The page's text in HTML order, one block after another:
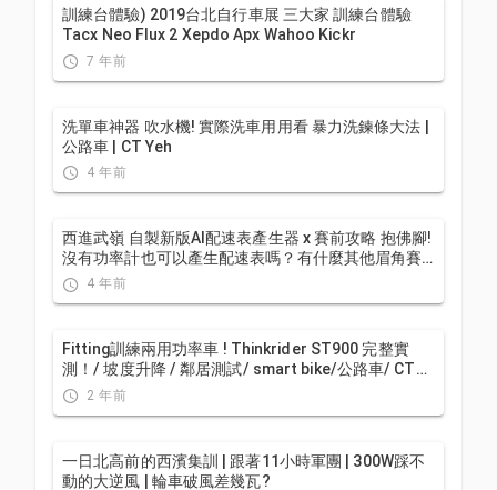
訓練台體驗) 2019台北自行車展 三大家 訓練台體驗
Tacx Neo Flux 2 Xepdo Apx Wahoo Kickr
7 年前
洗單車神器 吹水機! 實際洗車用用看 暴力洗鍊條大法 |
公路車 | CT Yeh
4 年前
西進武嶺 自製新版AI配速表產生器 x 賽前攻略 抱佛腳!
沒有功率計也可以產生配速表嗎？有什麼其他眉角賽
前要注意的呢? | 西進武嶺 / 東進武嶺 KOM 攻略 | 公路
車 | CT Yeh
4 年前
Fitting訓練兩用功率車 ! Thinkrider ST900 完整實
測！/ 坡度升降 / 鄰居測試/ smart bike/公路車/ CT
Yeh2 年前
一日北高前的西濱集訓 | 跟著11小時軍團 | 300W踩不
動的大逆風 | 輪車破風差幾瓦?